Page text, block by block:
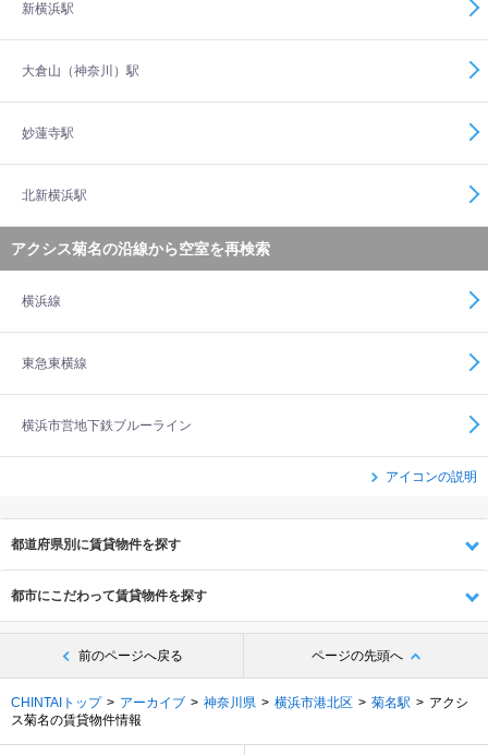
新横浜駅
大倉山（神奈川）駅
妙蓮寺駅
北新横浜駅
アクシス菊名の沿線から空室を再検索
横浜線
東急東横線
横浜市営地下鉄ブルーライン
アイコンの説明
都道府県別に賃貸物件を探す
都市にこだわって賃貸物件を探す
前のページへ戻る ページの先頭へ
CHINTAIトップ アーカイブ 神奈川県 横浜市港北区 菊名駅
アクシ
ス菊名の賃貸物件情報